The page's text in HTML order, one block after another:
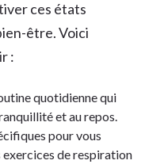
ces états
être. Voici
:
quotidienne qui
et au repos.
pour vous
de respiration